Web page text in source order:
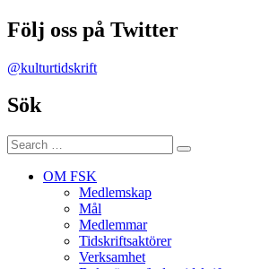
Följ oss på Twitter
@kulturtidskrift
Sök
Search
for:
Search
OM FSK
Medlemskap
Mål
Medlemmar
Tidskriftsaktörer
Verksamhet